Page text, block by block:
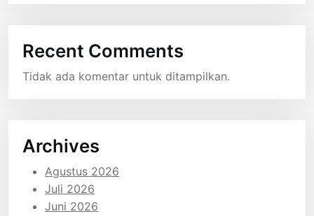
Recent Comments
Tidak ada komentar untuk ditampilkan.
Archives
Agustus 2026
Juli 2026
Juni 2026